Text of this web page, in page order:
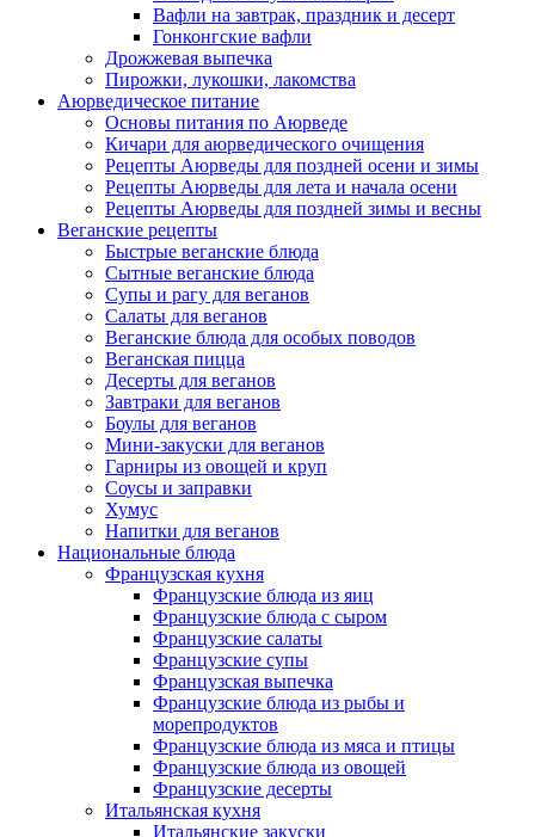
Вафли на завтрак, праздник и десерт
Гонконгские вафли
Дрожжевая выпечка
Пирожки, лукошки, лакомства
Аюрведическое питание
Основы питания по Аюрведе
Кичари для аюрведического очищения
Рецепты Аюрведы для поздней осени и зимы
Рецепты Аюрведы для лета и начала осени
Рецепты Аюрведы для поздней зимы и весны
Веганские рецепты
Быстрые веганские блюда
Сытные веганские блюда
Супы и рагу для веганов
Салаты для веганов
Веганские блюда для особых поводов
Веганская пицца
Десерты для веганов
Завтраки для веганов
Боулы для веганов
Мини-закуски для веганов
Гарниры из овощей и круп
Соусы и заправки
Хумус
Напитки для веганов
Национальные блюда
Французская кухня
Французские блюда из яиц
Французские блюда с сыром
Французские салаты
Французские супы
Французская выпечка
Французские блюда из рыбы и
морепродуктов
Французские блюда из мяса и птицы
Французские блюда из овощей
Французские десерты
Итальянская кухня
Итальянские закуски